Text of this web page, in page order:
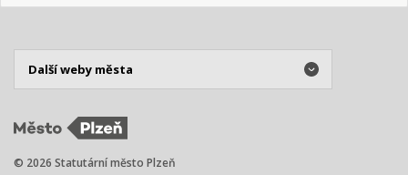
© 2026 Statutární město Plzeň